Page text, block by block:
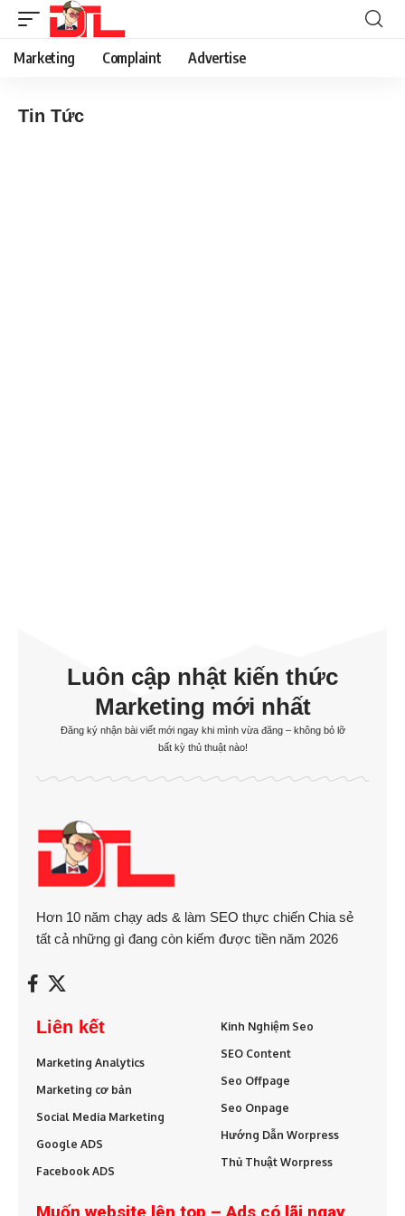
Marketing Complaint Advertise
Tin Tức
Luôn cập nhật kiến thức
Marketing mới nhất
Đăng ký nhận bài viết mới ngay khi mình vừa đăng – không bỏ lỡ
bất kỳ thủ thuật nào!
Hơn 10 năm chạy ads & làm SEO thực chiến Chia sẻ
tất cả những gì đang còn kiếm được tiền năm 2026
Liên kết
Marketing Analytics
Marketing cơ bản
Social Media Marketing
Google ADS
Facebook ADS
Kinh Nghiệm Seo
SEO Content
Seo Offpage
Seo Onpage
Hướng Dẫn Worpress
Thủ Thuật Worpress